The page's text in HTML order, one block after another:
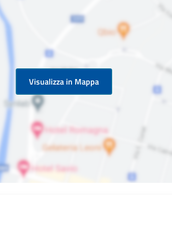
Visualizza in Mappa